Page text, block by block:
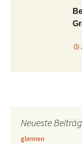
Neueste
glennen